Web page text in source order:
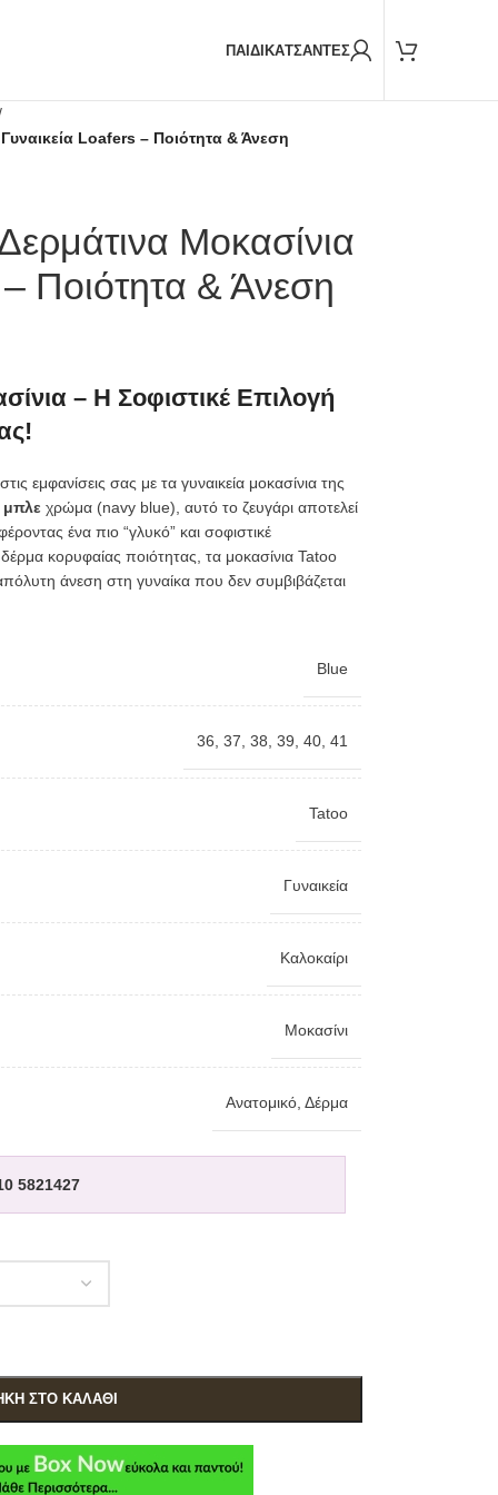
ΠΑΙΔΙΚΑΤΣΑΝΤΕΣ
Loafers – Ποιότητα & Άνεση
Μοκασίνια
Ποιότητα & Άνεση
– Η Σοφιστικέ Επιλογή
εμφανίσεις σας με τα γυναικεία μοκασίνια της
μπλεχρώμα (navy blue), αυτό το ζευγάρι αποτελεί
ένα πιο “γλυκό” και σοφιστικέ
κορυφαίας ποιότητας, τα μοκασίνια Tatoo
άνεση στη γυναίκα που δεν συμβιβάζεται
Blue
36 37 38 39 40, 41
Tatoo
Γυναικεία
Καλοκαίρι
Μοκασίνι
Ανατομικό, Δέρμα
5821427
ΣΤΟ ΚΑΛΆΘΙ